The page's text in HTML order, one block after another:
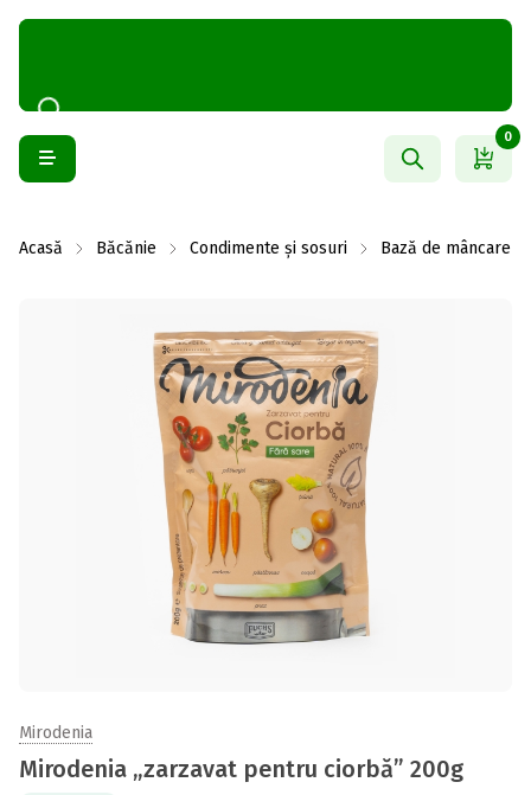
0
Acasă Băcănie Condimente și sosuri Bază de mâncare
Mirodenia
Mirodenia „zarzavat pentru ciorbă” 200g